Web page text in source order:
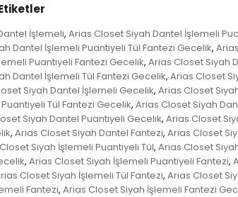
İşlemeli, Arias Closet Siyah Dantel İşlemeli
Dantel İşlemeli Puantiyeli Tül Fantezi Gecelik,
Puantiyeli Fantezi Gecelik, Arias Closet Siyah
Dantel İşlemeli Tül Fantezi Gecelik, Arias Closet
Siyah Dantel İşlemeli Gecelik, Arias Closet
Tül Fantezi Gecelik, Arias Closet Siyah
Siyah Dantel Puantiyeli Gecelik, Arias Closet
, Arias Closet Siyah Dantel Fantezi, Arias Closet
Siyah İşlemeli Puantiyeli Tül, Arias Closet
, Arias Closet Siyah İşlemeli Puantiyeli Fantezi,
Closet Siyah İşlemeli Tül Fantezi, Arias Closet
Fantezi, Arias Closet Siyah İşlemeli Fantezi